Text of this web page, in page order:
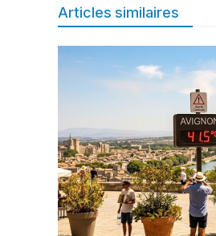
Articles similaires